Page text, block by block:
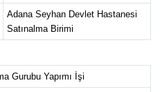
Adana Seyhan Devlet Hastanesi
Satınalma Birimi
Gurubu Yapımı İşi